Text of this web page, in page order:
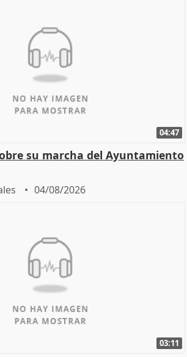
04:47
su marcha del Ayuntamiento
04/08/2026
03:11